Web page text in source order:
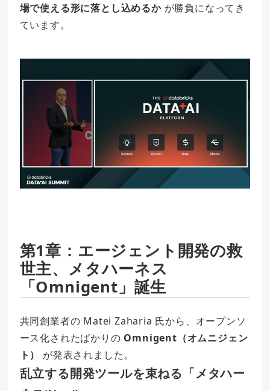
場で使える形に落とし込めるか が勝負になってき
ています。
第1章：エージェント開発の救
世主、メタハーネス
「Omnigent」誕生
共同創業者の Matei Zaharia 氏から、オープンソ
ース化されたばかりの Omnigent（オムニジェン
ト）
が発表されました。
乱立する開発ツールを束ねる「メタハー